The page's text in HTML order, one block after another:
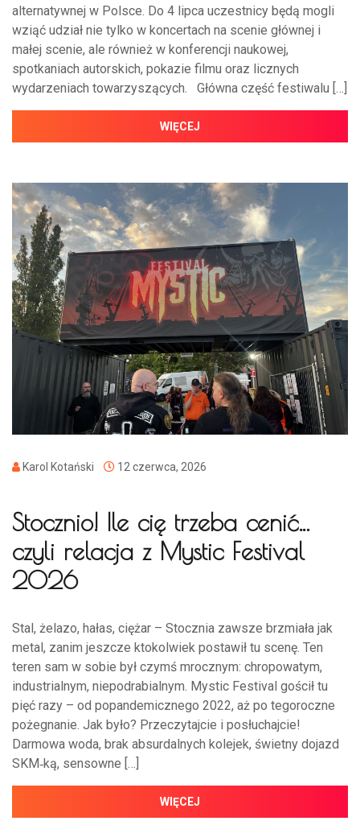
alternatywnej w Polsce. Do 4 lipca uczestnicy będą mogli
wziąć udział nie tylko w koncertach na scenie głównej i
małej scenie, ale również w konferencji naukowej,
spotkaniach autorskich, pokazie filmu oraz licznych
wydarzeniach towarzyszących. Główna część festiwalu […]
WIĘCEJ
Karol Kotański 12 czerwca, 2026
Stocznio! Ile cię trzeba cenić…
czyli relacja z Mystic Festival
2026
Stal, żelazo, hałas, ciężar – Stocznia zawsze brzmiała jak
metal, zanim jeszcze ktokolwiek postawił tu scenę. Ten
teren sam w sobie był czymś mrocznym: chropowatym,
industrialnym, niepodrabialnym. Mystic Festival gościł tu
pięć razy – od popandemicznego 2022, aż po tegoroczne
pożegnanie. Jak było? Przeczytajcie i posłuchajcie!
Darmowa woda, brak absurdalnych kolejek, świetny dojazd
SKM‑ką, sensowne […]
WIĘCEJ